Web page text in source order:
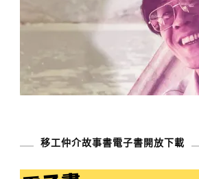
移工仲介故事書電子書開放下載